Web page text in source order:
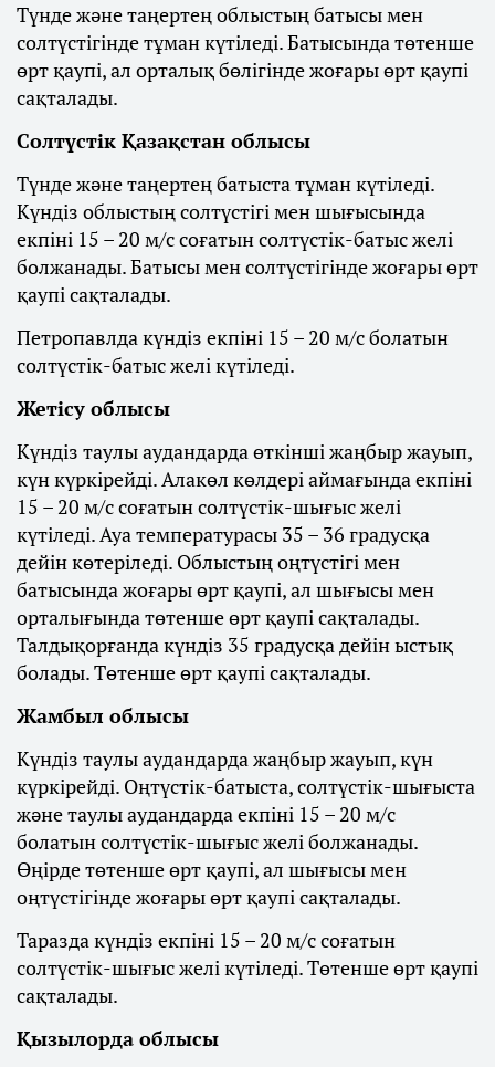
Түнде және таңертең облыстың батысы мен
солтүстігінде тұман күтіледі. Батысында төтенше
өрт қаупі, ал орталық бөлігінде жоғары өрт қаупі
сақталады.
Солтүстік Қазақстан облысы
Түнде және таңертең батыста тұман күтіледі.
Күндіз облыстың солтүстігі мен шығысында
екпіні 15 – 20 м/с соғатын солтүстік-батыс желі
болжанады. Батысы мен солтүстігінде жоғары өрт
қаупі сақталады.
Петропавлда күндіз екпіні 15 – 20 м/с болатын
солтүстік-батыс желі күтіледі.
Жетісу облысы
Күндіз таулы аудандарда өткінші жаңбыр жауып,
күн күркірейді. Алакөл көлдері аймағында екпіні
15 – 20 м/с соғатын солтүстік-шығыс желі
күтіледі. Ауа температурасы 35 – 36 градусқа
дейін көтеріледі. Облыстың оңтүстігі мен
батысында жоғары өрт қаупі, ал шығысы мен
орталығында төтенше өрт қаупі сақталады.
Талдықорғанда күндіз 35 градусқа дейін ыстық
болады. Төтенше өрт қаупі сақталады.
Жамбыл облысы
Күндіз таулы аудандарда жаңбыр жауып, күн
күркірейді. Оңтүстік-батыста, солтүстік-шығыста
және таулы аудандарда екпіні 15 – 20 м/с
болатын солтүстік-шығыс желі болжанады.
Өңірде төтенше өрт қаупі, ал шығысы мен
оңтүстігінде жоғары өрт қаупі сақталады.
Таразда күндіз екпіні 15 – 20 м/с соғатын
солтүстік-шығыс желі күтіледі. Төтенше өрт қаупі
сақталады.
Қызылорда облысы